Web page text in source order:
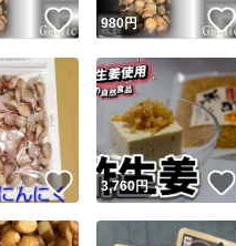
スピード発送
安心発送
いいね！
980円
いいね！
3,760円